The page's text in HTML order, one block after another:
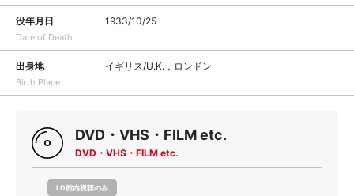
没年月日
Date of Death
1933/10/25
出身地
Birth Place
イギリス/U.K.，ロンドン
DVD・VHS・FILM etc.
DVD・VHS・FILM etc.
LD館内視聴のみ